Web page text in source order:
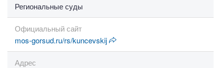
Региональные суды
Официальный сайт
mos-gorsud.ru/rs/kuncevskij
Адрес